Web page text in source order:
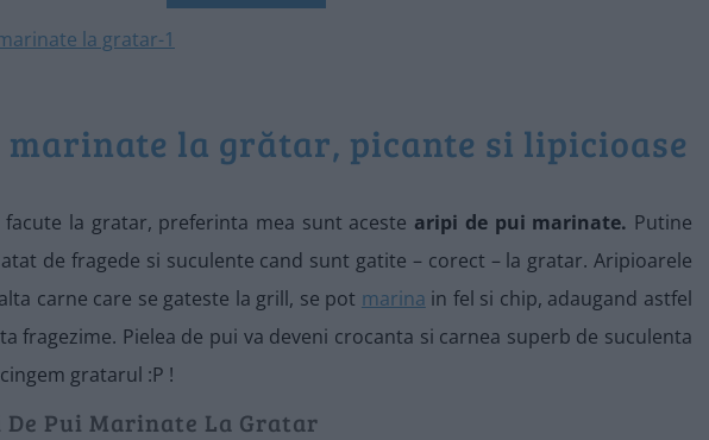
la grătar, picante si lipicioase
la gratar, preferinta mea sunt aceste aripi de pui marinate. Putine
de fragede si suculente cand sunt gatite – corect – la gratar. Aripioarele
carne care se gateste la grill, se pot marina in fel si chip, adaugand astfel
fragezime. Pielea de pui va deveni crocanta si carnea superb de suculenta
gratarul :P !
Pui Marinate La Gratar